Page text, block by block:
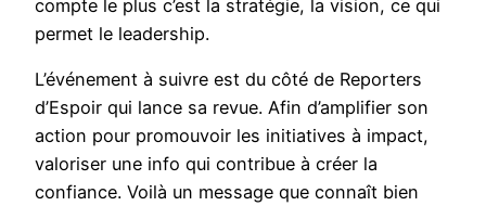
compte le plus c’est la stratégie, la vision, ce qui
permet le leadership.
L’événement à suivre est du côté de Reporters
d’Espoir qui lance sa revue. Afin d’amplifier son
action pour promouvoir les initiatives à impact,
valoriser une info qui contribue à créer la
confiance. Voilà un message que connaît bien